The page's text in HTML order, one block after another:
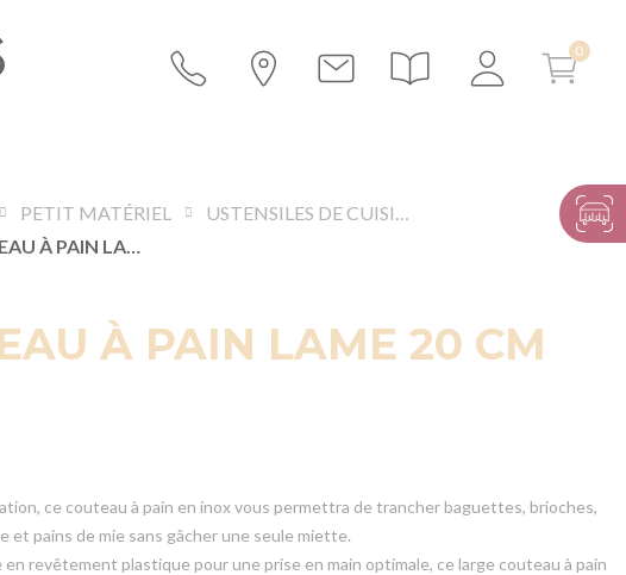
PETIT MATÉRIEL
USTENSILES DE CUISINE
COUTEAU À PAIN LAME 20 CM
À PAIN LAME 20 CM
ce couteau à pain en inox vous permettra de trancher baguettes, brioches,
et pains de mie sans gâcher une seule miette.
en revêtement plastique pour une prise en main optimale, ce large couteau à pain